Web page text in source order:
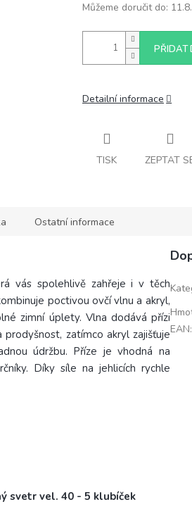
Můžeme doručit do:
PŘIDAT
Detailní informace
TISK ZEPTAT
Ostatní informace
vás spolehlivě zahřeje i v těch
poctivou ovčí vlnu a akryl,
zimní úplety. Vlna dodává přízi
zatímco akryl zajišťuje
údržbu. Příze je vhodná na
Díky síle na jehlicích rychle
svetr vel. 40 - 5 klubíček
EAN: